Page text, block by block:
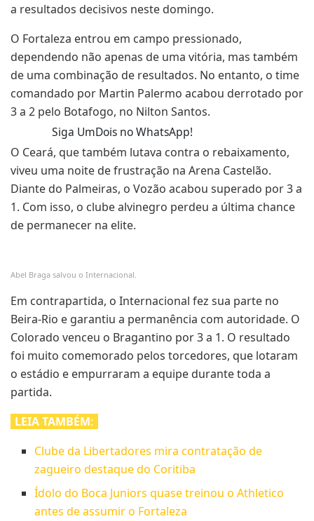
a resultados decisivos neste domingo.
O Fortaleza entrou em campo pressionado,
dependendo não apenas de uma vitória, mas também
de uma combinação de resultados. No entanto, o time
comandado por Martin Palermo acabou derrotado por
3 a 2 pelo Botafogo, no Nilton Santos.
Siga UmDois no WhatsApp!
O Ceará, que também lutava contra o rebaixamento,
viveu uma noite de frustração na Arena Castelão.
Diante do Palmeiras, o Vozão acabou superado por 3 a
1. Com isso, o clube alvinegro perdeu a última chance
de permanecer na elite.
Abel Braga salvou o Internacional.
Em contrapartida, o Internacional fez sua parte no
Beira-Rio e garantiu a permanência com autoridade. O
Colorado venceu o Bragantino por 3 a 1. O resultado
foi muito comemorado pelos torcedores, que lotaram
o estádio e empurraram a equipe durante toda a
partida.
LEIA TAMBÉM:
Clube da Libertadores mira contratação de
zagueiro destaque do Coritiba
Ídolo do Boca Juniors quase treinou o Athletico
antes de assumir o Fortaleza